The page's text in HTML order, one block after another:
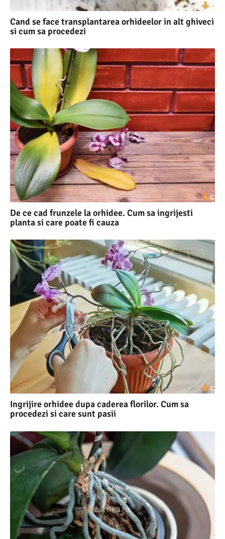
Cand se face transplantarea orhideelor in alt ghiveci
si cum sa procedezi
De ce cad frunzele la orhidee. Cum sa ingrijesti
planta si care poate fi cauza
Ingrijire orhidee dupa caderea florilor. Cum sa
procedezi si care sunt pasii